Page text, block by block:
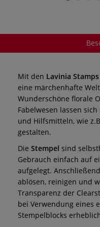
Mit den Lavinia Stamps
eine märchenhafte
Wunderschöne florale
Fabelwesen lassen
und Hilfsmitteln, wie
gestalten.
Die Stempel sind
Gebrauch einfach auf
aufgelegt.
ablösen, reinigen und
Transparenz der
bei Verwendung eines
Stempelblocks